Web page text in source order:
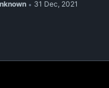
• 31 Dec, 2021